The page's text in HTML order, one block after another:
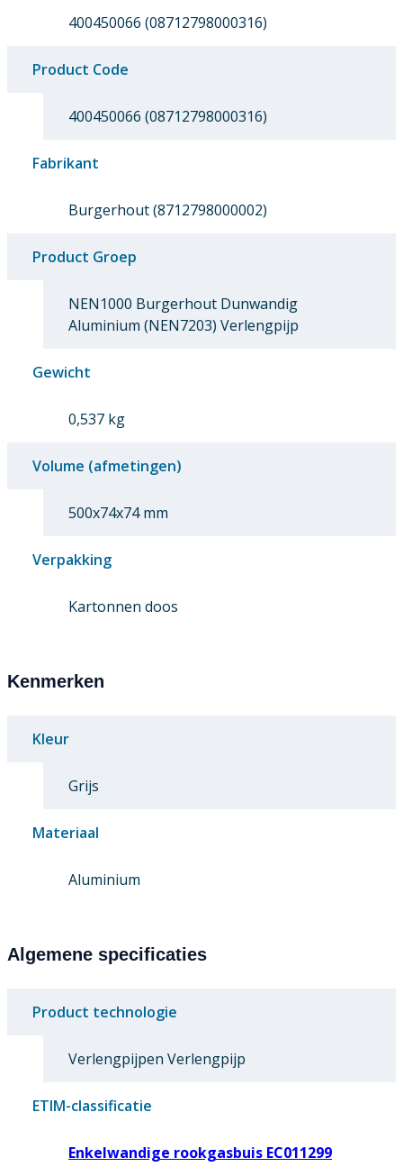
400450066 (08712798000316)
Product Code
400450066 (08712798000316)
Fabrikant
Burgerhout (8712798000002)
Product Groep
NEN1000 Burgerhout Dunwandig
Aluminium (NEN7203) Verlengpijp
Gewicht
0,537 kg
Volume (afmetingen)
500x74x74 mm
Verpakking
Kartonnen doos
Kenmerken
Kleur
Grijs
Materiaal
Aluminium
Algemene specificaties
Product technologie
Verlengpijpen Verlengpijp
ETIM-classificatie
Enkelwandige rookgasbuis EC011299